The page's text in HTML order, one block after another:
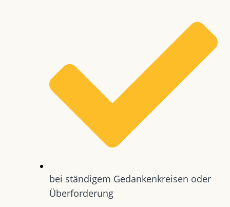
bei ständigem Gedankenkreisen oder
Überforderung